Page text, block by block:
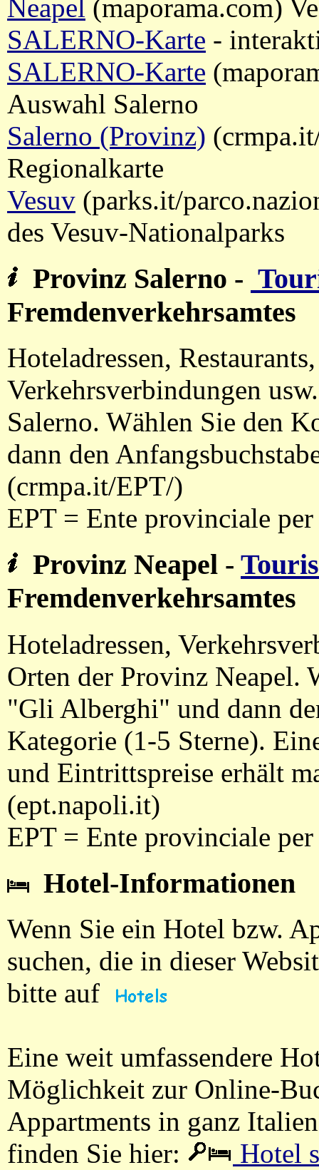
Neapel (maporama.com)
SALERNO-Karte -
SALERNO-Karte
Auswahl Salerno
Salerno (Provinz)
Regionalkarte
Vesuv (parks.it/
des Vesuv-Nationalparks
Provinz Salerno -
Fremdenverkehrsamtes
Hoteladressen,
Verkehrsverbindungen
Salerno. Wählen Sie den
dann den
(crmpa.it/EPT/)
EPT = Ente provinciale
Provinz Neapel -
Fremdenverkehrsamtes
Hoteladressen,
Orten der Provinz Neapel.
"Gli Alberghi" und dann
Kategorie (1-5 Sterne).
und Eintrittspreise erhält
(ept.napoli.it)
EPT = Ente provinciale
Hotel-Informationen
Wenn Sie ein Hotel bzw.
suchen, die in dieser
bitte auf
Eine weit umfassendere
Möglichkeit zur Online-
Appartments in ganz
finden Sie hier:
Hotel